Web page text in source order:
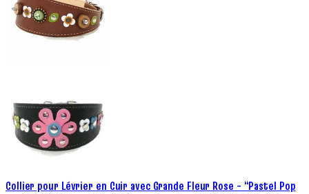
Collier pour Lévrier en Cuir avec Grande Fleur Rose – “Pastel Pop